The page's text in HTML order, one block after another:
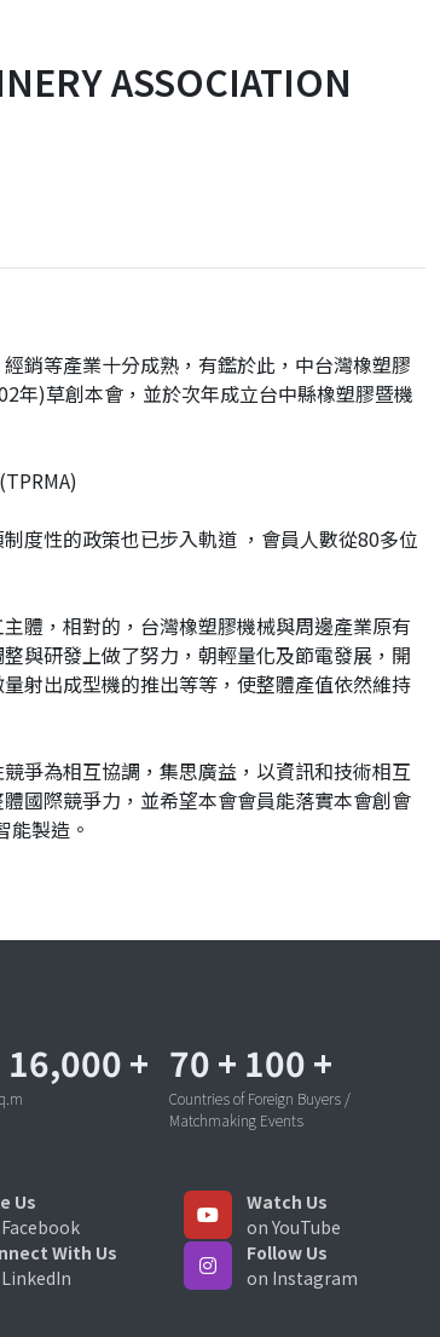
ASSOCIATION
銷等產業十分成熟，有鑑於此，中台灣橡塑膠
年)草創本會，並於次年成立台中縣橡塑膠暨機
度性的政策也已步入軌道 ，會員人數從80多位
體，相對的，台灣橡塑膠機械與周邊產業原有
與研發上做了努力，朝輕量化及節電發展，開
射出成型機的推出等等，使整體產值依然維持
爭為相互協調，集思廣益，以資訊和技術相互
國際競爭力，並希望本會會員能落實本會創會
製造。
16,000 + 70 + 100 +
Countries of Foreign Buyers /
Matchmaking Events
Us
Watch Us
on YouTube
With Us
Follow Us
on Instagram